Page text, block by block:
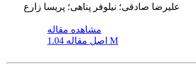
علیرضا صادقی؛ نیلوفر پناهی؛ پریسا زارع
مشاهده مقاله
اصل مقاله 1.04 M